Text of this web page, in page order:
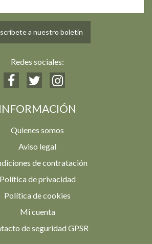
a nuestro boletín
Redes sociales:
INFORMACIÓN
Quienes somos
Aviso legal
de contratación
Política de privacidad
Política de cookies
Mi cuenta
de seguridad GPSR